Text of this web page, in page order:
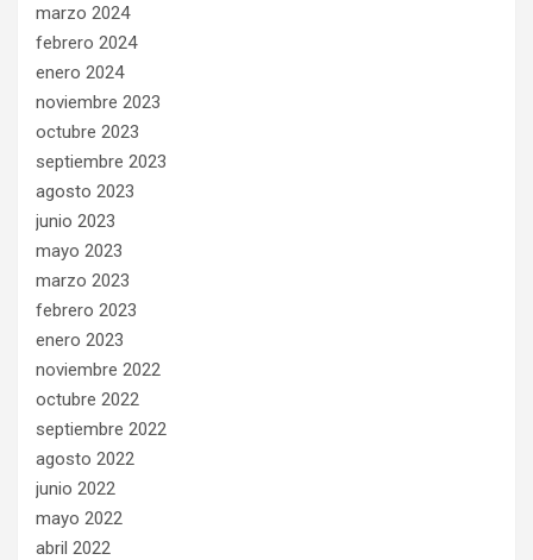
marzo 2024
febrero 2024
enero 2024
noviembre 2023
octubre 2023
septiembre 2023
agosto 2023
junio 2023
mayo 2023
marzo 2023
febrero 2023
enero 2023
noviembre 2022
octubre 2022
septiembre 2022
agosto 2022
junio 2022
mayo 2022
abril 2022